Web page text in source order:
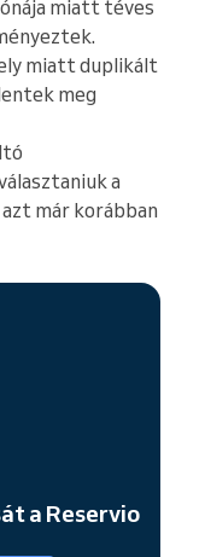
miatt téves
miatt duplikált
meg
a
már korábban
a Reservio